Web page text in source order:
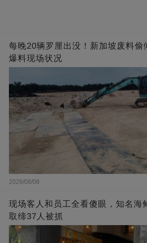
每晚20辆罗厘出没！新加坡废料偷
爆料现场状况
2026/08/08
现场客人和员工全看傻眼，知名海
取缔37人被抓